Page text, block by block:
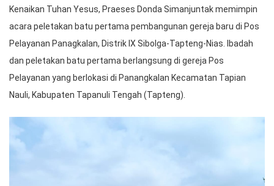
Kenaikan Tuhan Yesus, Praeses Donda Simanjuntak memimpin
acara peletakan batu pertama pembangunan gereja baru di Pos
Pelayanan Panagkalan, Distrik IX Sibolga-Tapteng-Nias. Ibadah
dan peletakan batu pertama berlangsung di gereja Pos
Pelayanan yang berlokasi di Panangkalan Kecamatan Tapian
Nauli, Kabupaten Tapanuli Tengah (Tapteng).